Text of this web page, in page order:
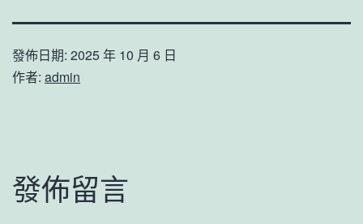
發佈日期: 2025 年 10 月 6 日
作者: admin
發佈留言